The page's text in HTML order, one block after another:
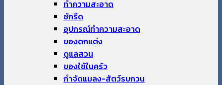
ทำความสะอาด
ซักรีด
อุปกรณ์ทำความสะอาด
ของตกแต่ง
ดูแลสวน
ของใช้ในครัว
กำจัดแมลง-สัตว์รบกวน